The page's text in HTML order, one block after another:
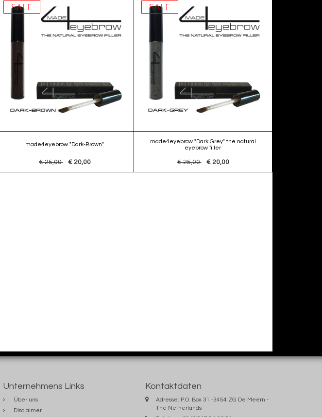
SALE
made4eyebrow "Dark-Brown"
€ 25,00 € 20,00
SALE
made4eyebrow "Dark Grey" the natural
eyebrow filler
€ 25,00 € 20,00
Unternehmens Links
Über uns
Disclaimer
Kontaktdaten
Adresse: P.O. Box 31 -3454 ZG De Meern -
The Netherlands